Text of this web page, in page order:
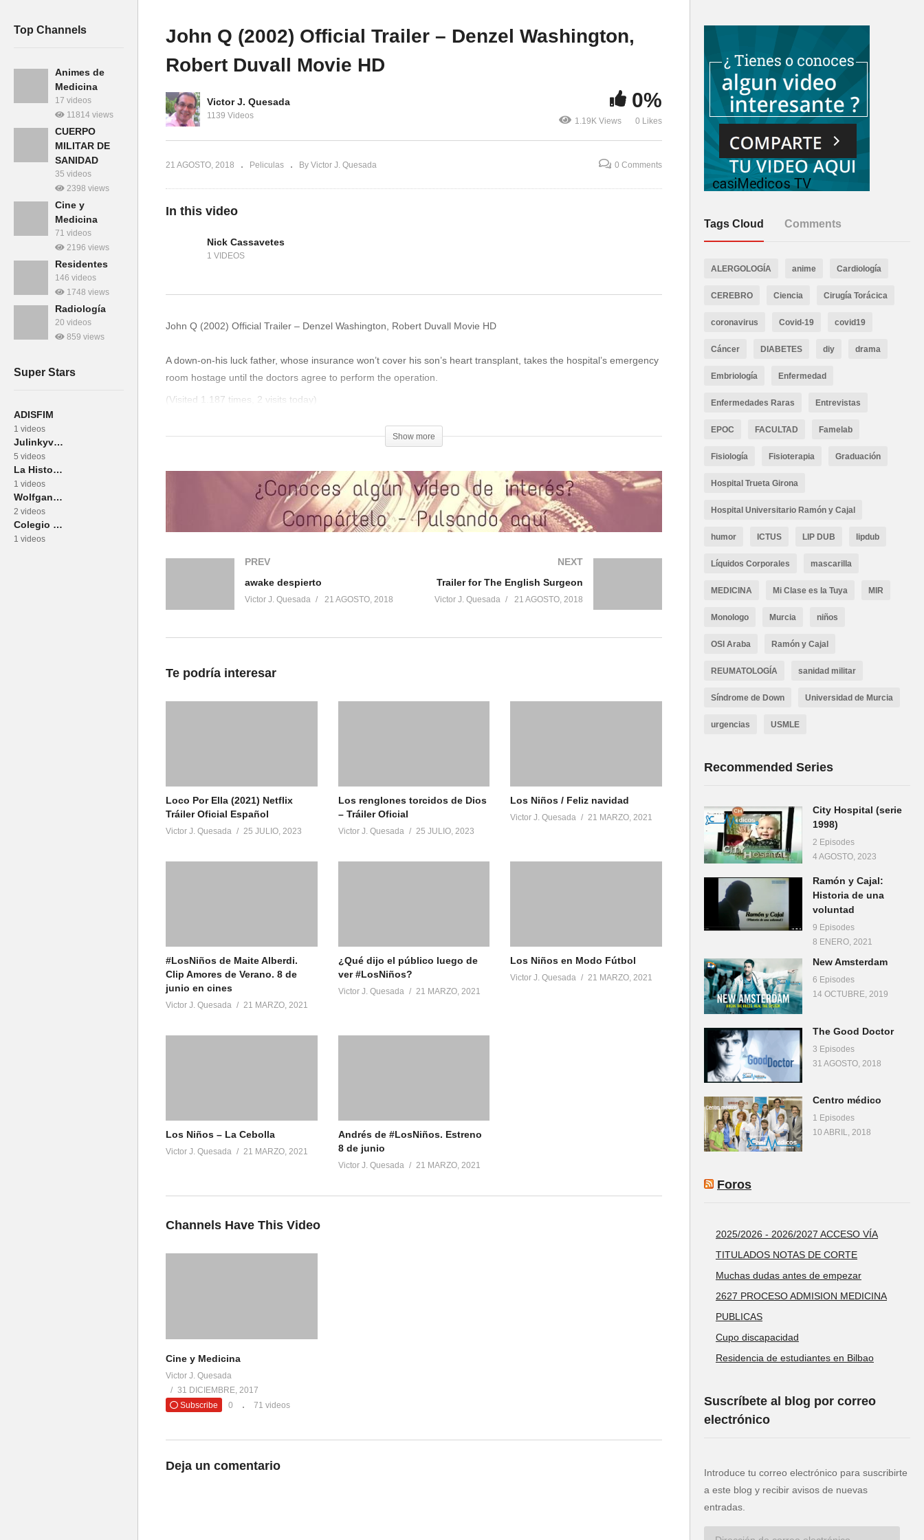
Top Channels
Animes de
Medicina
17 videos
11814 views
CUERPO
MILITAR DE
SANIDAD
35 videos
2398 views
Cine y
Medicina
71 videos
2196 views
Residentes
146 videos
1748 views
Radiología
20 videos
859 views
Super Stars
ADISFIM
1 videos
Julinkyvideos
5 videos
La Historia Detrás del Mito
1 videos
Wolfgang Petersen
2 videos
Colegio Médicos Gipuzkoa -ko Sendagileen Elkargoa
1 videos
John Q (2002) Official Trailer – Denzel Washington,
Robert Duvall Movie HD
Victor J. Quesada
1139 Videos
0%
1.19K Views 0 Likes
21 AGOSTO, 2018 Peliculas By Victor J. Quesada 0 Comments
In this video
Nick Cassavetes
1 VIDEOS
John Q (2002) Official Trailer – Denzel Washington, Robert Duvall Movie HD
A down-on-his luck father, whose insurance won’t cover his son’s heart transplant, takes the hospital’s emergency
room hostage until the doctors agree to perform the operation.
(Visited 1.187 times, 2 visits today)
Show more
PREV
awake despierto
Victor J. Quesada 21 AGOSTO, 2018
NEXT
Trailer for The English Surgeon
Victor J. Quesada 21 AGOSTO, 2018
Te podría interesar
Loco Por Ella (2021) Netflix
Tráiler Oficial Español
Victor J. Quesada 25 JULIO, 2023
Los renglones torcidos de Dios
– Tráiler Oficial
Victor J. Quesada 25 JULIO, 2023
Los Niños / Feliz navidad
Victor J. Quesada 21 MARZO, 2021
#LosNiños​ de Maite Alberdi.
Clip Amores de Verano. 8 de
junio en cines
Victor J. Quesada 21 MARZO, 2021
¿Qué dijo el público luego de
ver #LosNiños​?
Victor J. Quesada 21 MARZO, 2021
Los Niños en Modo Fútbol
Victor J. Quesada 21 MARZO, 2021
Los Niños – La Cebolla
Victor J. Quesada 21 MARZO, 2021
Andrés de #LosNiños​. Estreno
8 de junio
Victor J. Quesada 21 MARZO, 2021
Channels Have This Video
Cine y Medicina
Victor J. Quesada
31 DICIEMBRE, 2017
Subscribe
0 71 videos
Deja un comentario
Tags Cloud Comments
ALERGOLOGÍA anime Cardiología
CEREBRO Ciencia Cirugía Torácica
coronavirus Covid-19 covid19
Cáncer DIABETES diy drama
Embriología Enfermedad
Enfermedades Raras Entrevistas
EPOC FACULTAD Famelab
Fisiología Fisioterapia Graduación
Hospital Trueta Girona
Hospital Universitario Ramón y Cajal
humor ICTUS LIP DUB lipdub
Líquidos Corporales mascarilla
MEDICINA Mi Clase es la Tuya MIR
Monologo Murcia niños
OSI Araba Ramón y Cajal
REUMATOLOGÍA sanidad militar
Síndrome de Down Universidad de Murcia
urgencias USMLE
Recommended Series
City Hospital (serie
1998)
2 Episodes
4 AGOSTO, 2023
Ramón y Cajal:
Historia de una
voluntad
9 Episodes
8 ENERO, 2021
New Amsterdam
6 Episodes
14 OCTUBRE, 2019
The Good Doctor
3 Episodes
31 AGOSTO, 2018
Centro médico
1 Episodes
10 ABRIL, 2018
Foros
2025/2026 - 2026/2027 ACCESO VÍA
TITULADOS NOTAS DE CORTE
Muchas dudas antes de empezar
2627 PROCESO ADMISION MEDICINA
PUBLICAS
Cupo discapacidad
Residencia de estudiantes en Bilbao
Suscríbete al blog por correo
electrónico
Introduce tu correo electrónico para suscribirte
a este blog y recibir avisos de nuevas
entradas.